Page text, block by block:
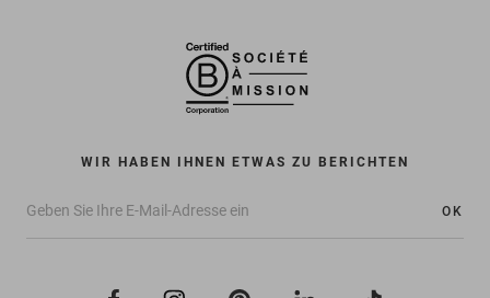
WIR HABEN IHNEN ETWAS ZU BERICHTEN
OK